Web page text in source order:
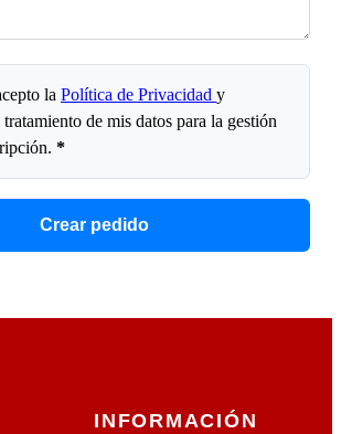
la Política de Privacidad y
de mis datos para la gestión
*
Crear pedido
INFORMACIÓN